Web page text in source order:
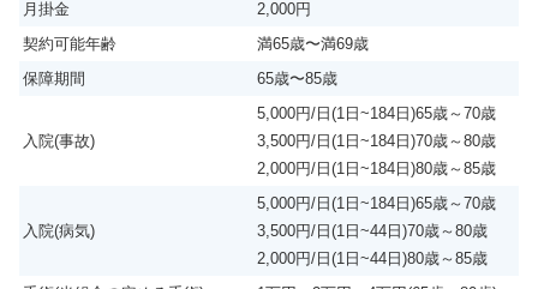
月掛金
2,000円
契約可能年齢
満65歳〜満69歳
保障期間
65歳〜85歳
入院(事故)
5,000円/日(1日~184日)65歳～70歳
3,500円/日(1日~184日)70歳～80歳
2,000円/日(1日~184日)80歳～85歳
入院(病気)
5,000円/日(1日~184日)65歳～70歳
3,500円/日(1日~44日)70歳～80歳
2,000円/日(1日~44日)80歳～85歳